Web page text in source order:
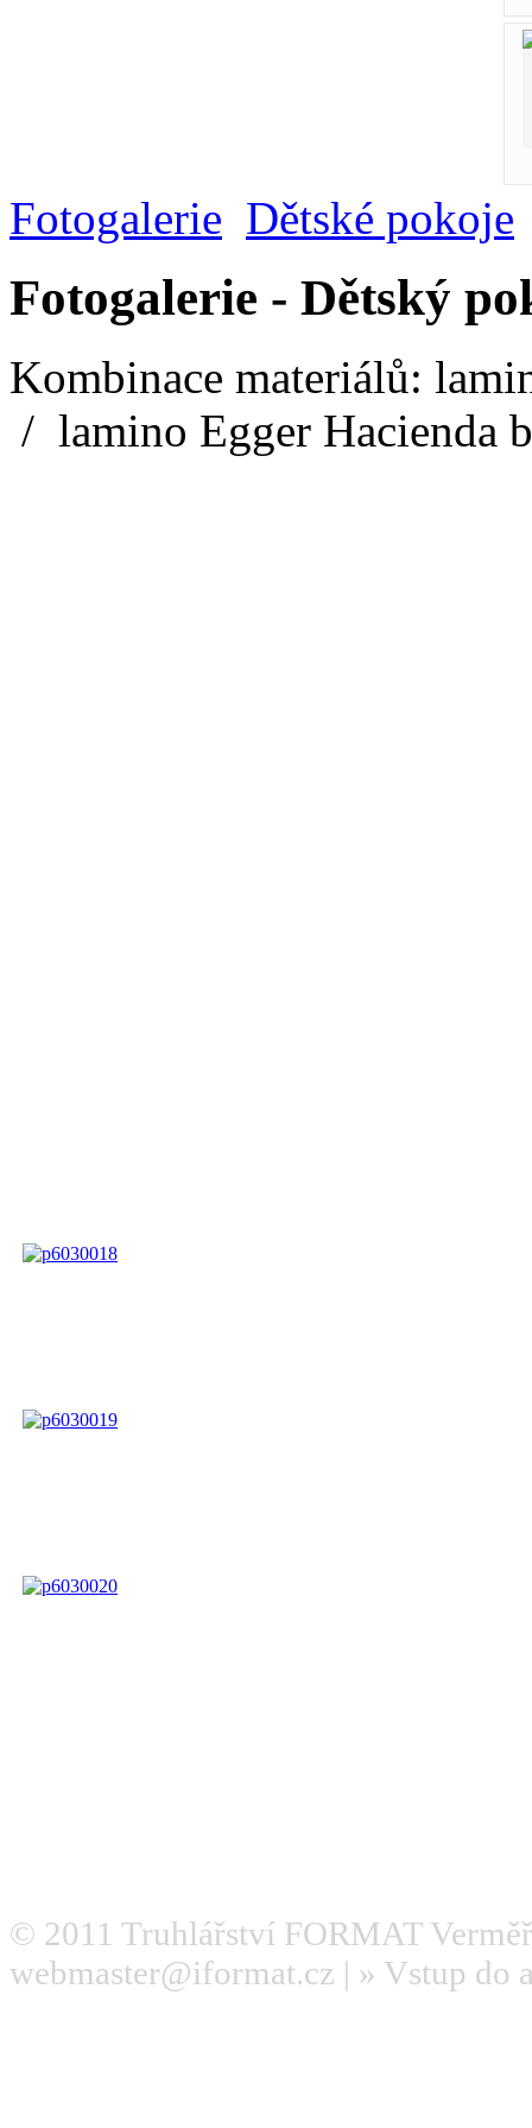
Fotogalerie Dětské pokoje
Fotogalerie - Dětský
Kombinace materiálů:
/ lamino Egger Hacienda
© 2011 Truhlářství FORMAT
webmaster@iformat.cz | » Vstup do